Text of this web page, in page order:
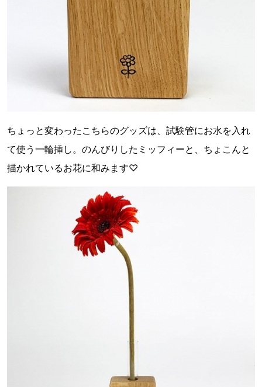
ちょっと変わったこちらのグッズは、試験管にお水を入れ
て使う一輪挿し。のんびりしたミッフィーと、ちょこんと
描かれているお花に和みます♡